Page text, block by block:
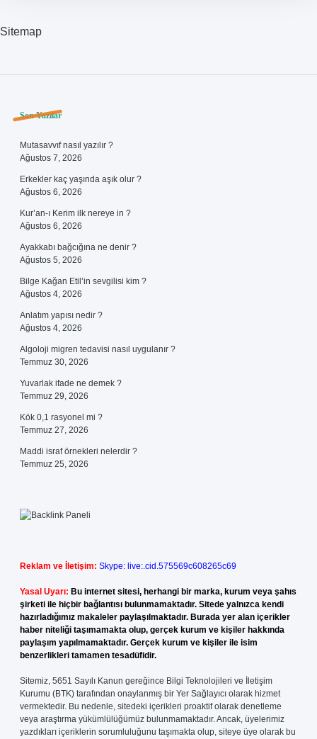
Sitemap
Sidebar
Son Yazılar
Mutasavvıf nasıl yazılır ?
Ağustos 7, 2026
Erkekler kaç yaşında aşık olur ?
Ağustos 6, 2026
Kur’an-ı Kerim ilk nereye in ?
Ağustos 6, 2026
Ayakkabı bağcığına ne denir ?
Ağustos 5, 2026
Bilge Kağan Etil’in sevgilisi kim ?
Ağustos 4, 2026
Anlatım yapısı nedir ?
Ağustos 4, 2026
Algoloji migren tedavisi nasıl uygulanır ?
Temmuz 30, 2026
Yuvarlak ifade ne demek ?
Temmuz 29, 2026
Kök 0,1 rasyonel mi ?
Temmuz 27, 2026
Maddi israf örnekleri nelerdir ?
Temmuz 25, 2026
Reklam ve İletişim: Skype: live:.cid.575569c608265c69
Yasal Uyarı: Bu internet sitesi, herhangi bir marka, kurum veya şahıs
şirketi ile hiçbir bağlantısı bulunmamaktadır. Sitede yalnızca kendi
hazırladığımız makaleler paylaşılmaktadır. Burada yer alan içerikler
haber niteliği taşımamakta olup, gerçek kurum ve kişiler hakkında
paylaşım yapılmamaktadır. Gerçek kurum ve kişiler ile isim
benzerlikleri tamamen tesadüfidir.
Sitemiz, 5651 Sayılı Kanun gereğince Bilgi Teknolojileri ve İletişim
Kurumu (BTK) tarafından onaylanmış bir Yer Sağlayıcı olarak hizmet
vermektedir. Bu nedenle, sitedeki içerikleri proaktif olarak denetleme
veya araştırma yükümlülüğümüz bulunmamaktadır. Ancak, üyelerimiz
yazdıkları içeriklerin sorumluluğunu taşımakta olup, siteye üye olarak bu